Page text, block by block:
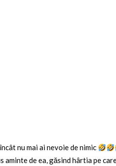
nu mai ai nevoie de nimic
aminte de ea, găsind hârtia pe